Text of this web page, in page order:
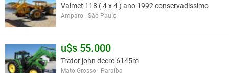
Valmet 118 ( 4 x 4 ) ano 1992 conservadissimo
Amparo - São Paulo
u$s 55.000
Trator john deere 6145m
Mato Grosso - Paraíba